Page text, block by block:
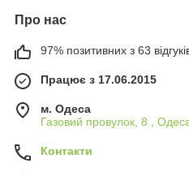
Про нас
97% позитивних з 63
Працює з 17.06.2015
м. Одеса
Газовий провулок, 8 ,
Контакти